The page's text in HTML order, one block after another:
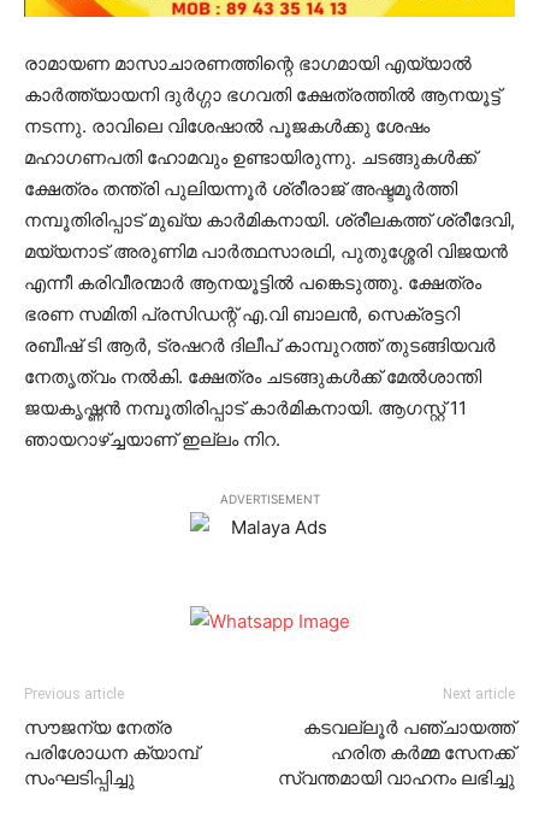
രാമായണ മാസാചാരണത്തിന്റെ ഭാഗമായി എയ്യാല്‍
കാര്‍ത്ത്യായനി ദുര്‍ഗ്ഗാ ഭഗവതി ക്ഷേത്രത്തില്‍ ആനയൂട്ട്
നടന്നു. രാവിലെ വിശേഷാല്‍ പൂജകള്‍ക്കു ശേഷം
മഹാഗണപതി ഹോമവും ഉണ്ടായിരുന്നു. ചടങ്ങുകള്‍ക്ക്
ക്ഷേത്രം തന്ത്രി പുലിയന്നൂര്‍ ശ്രീരാജ് അഷ്ടമൂര്‍ത്തി
നമ്പൂതിരിപ്പാട് മുഖ്യ കാര്‍മികനായി. ശ്രീലകത്ത് ശ്രീദേവി,
മയ്യനാട് അരുണിമ പാര്‍ത്ഥസാരഥി, പുതുശ്ശേരി വിജയന്‍
എന്നീ കരിവീരന്മാര്‍ ആനയൂട്ടില്‍ പങ്കെടുത്തു. ക്ഷേത്രം
ഭരണ സമിതി പ്രസിഡന്റ് എ.വി ബാലന്‍, സെക്രട്ടറി
രബീഷ് ടി ആര്‍, ട്രഷറര്‍ ദിലീപ് കാമ്പുറത്ത് തുടങ്ങിയവര്‍
നേതൃത്വം നല്‍കി. ക്ഷേത്രം ചടങ്ങുകള്‍ക്ക് മേല്‍ശാന്തി
ജയകൃഷ്ണന്‍ നമ്പൂതിരിപ്പാട് കാര്‍മികനായി. ആഗസ്റ്റ് 11
ഞായറാഴ്ച്ചയാണ് ഇല്ലം നിറ.
ADVERTISEMENT
Previous article
സൗജന്യ നേത്ര
പരിശോധന ക്യാമ്പ്
സംഘടിപ്പിച്ചു
Next article
കടവല്ലൂര്‍ പഞ്ചായത്ത്
ഹരിത കര്‍മ്മ സേനക്ക്
സ്വന്തമായി വാഹനം ലഭിച്ചു